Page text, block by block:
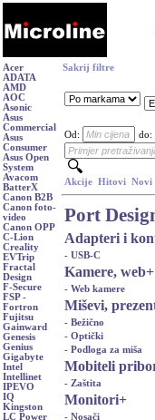
Acer
ADATA
AMD
AOC
Asonic
Asus
Commercial
Asus
Consumer
Asus Open
System
Avacom
BatterX
Canon B2B
Canon foto-
video
Canon OPP
C-Lion
Creality
EVTrip
Fractal
Design
F-Secure
FSP -
Fortron
Fujitsu
Gainward
Genesis
Genius
Gigabyte
Intel
Intellinet
IPEVO
IQ
Kingston
LC Power
Sakrij filtre
Od: do:
Akcije Hitovi Novi
Port
Adapteri i
- USB-C
Kamere, web+
- Web kamere
Miševi,
- Bežično
- Optički
- Podloga za miša
Mobiteli
- Zaštita
Monitori+
- Nosači